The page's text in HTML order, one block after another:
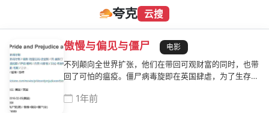
夸克 云搜
傲慢与偏见与僵尸
电影
不列颠向全世界扩张，他们在带回可观财富的同时，也带
回了可怕的瘟疫。僵尸病毒旋即在英国肆虐，为了生存上
己。不久前爆发过僵尸骚乱的尼日斐庄园迎来新的主人查
1年前